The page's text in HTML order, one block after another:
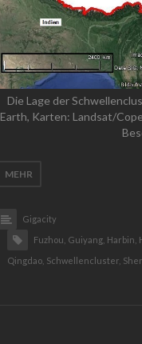
Die Lage der
Earth, Karten: Landsat/
MEHR
Gigacity
Fuzhou, Guiyang, Harbin,
Qingdao, Schwellencluster,